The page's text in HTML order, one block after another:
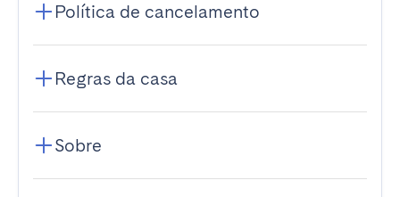
Política de cancelamento
Regras da casa
Sobre